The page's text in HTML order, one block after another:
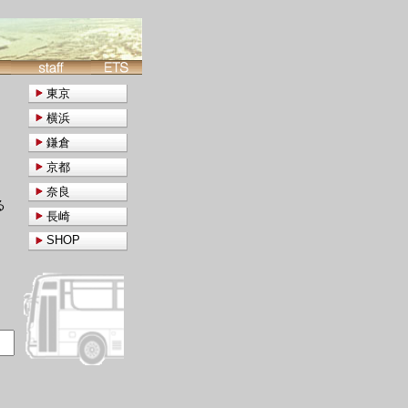
東京
横浜
鎌倉
京都
奈良
長崎
SHOP